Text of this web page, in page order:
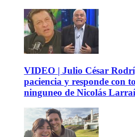
VIDEO | Julio César
paciencia y responde con
ninguneo de Nicolás